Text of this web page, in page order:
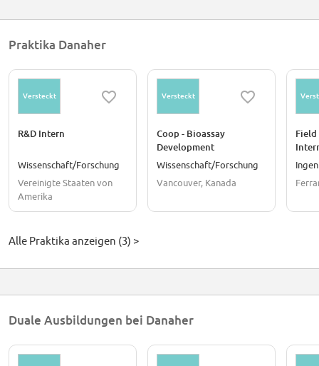
Praktika Danaher
Versteckt
R&D Intern
Wissenschaft/Forschung
Vereinigte Staaten von
Amerika
Versteckt
Coop - Bioassay
Development
Wissenschaft/Forschung
Vancouver, Kanada
Field
Alle Praktika anzeigen (3) >
Duale Ausbildungen bei Danaher